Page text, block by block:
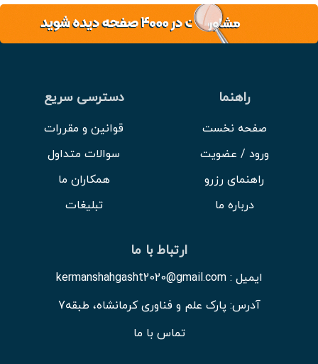
راهنما
صفحه نخست
ورود / عضویت
راهنمای رزرو
درباره ما
دسترسی سریع
قوانین و مقررات
سوالات متداول
همکاران ما
تبلیغات
ارتباط با ما
ایمیل : kermanshahgasht2020@gmail.com
آدرس: پارک علم و فناوری کرمانشاه، طبقه7
تماس با ما